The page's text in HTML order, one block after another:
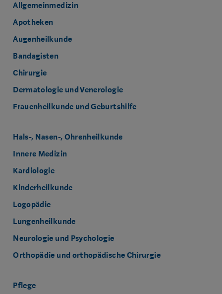
Allgemeinmedizin
Apotheken
Augenheilkunde
Bandagisten
Chirurgie
Dermatologie und Venerologie
Frauenheilkunde und Geburtshilfe
Hals-, Nasen-, Ohrenheilkunde
Innere Medizin
Kardiologie
Kinderheilkunde
Logopädie
Lungenheilkunde
Neurologie und Psychologie
Orthopädie und orthopädische Chirurgie
Pflege